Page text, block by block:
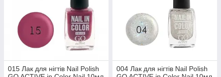
015 Лак для нігтів Nail Polish
004 Лак для нігтів Nail Polish